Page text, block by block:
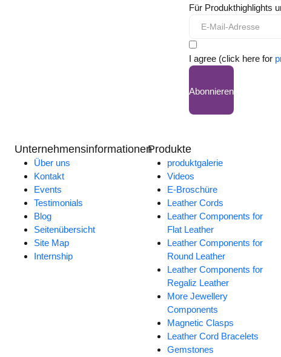
Für Produkthighlights
I agree (click here for
Abonnieren
Unternehmensinformationen
Über uns
Kontakt
Events
Testimonials
Blog
Seitenübersicht
Site Map
Internship
Produkte
produktgalerie
Videos
E-Broschüre
Leather Cords
Leather Components for
Flat Leather
Leather Components for
Round Leather
Leather Components for
Regaliz Leather
More Jewellery
Components
Magnetic Clasps
Leather Cord Bracelets
Gemstones